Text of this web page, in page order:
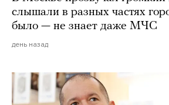
слышали в разных частях
было — не знает даже МЧС
день назад